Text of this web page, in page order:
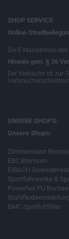
SHOP SERVICE
Online-
Die E-Mailadresse
Hinweis gem. § 36
Der Verkäufer ist zur
UNSERE SHOP'S:
Unsere Shop's:
Zimmermann
EBC Bremsen
EIBACH
Sportfahrwerke &
Powerfex PU
BMC Sportluftfilter